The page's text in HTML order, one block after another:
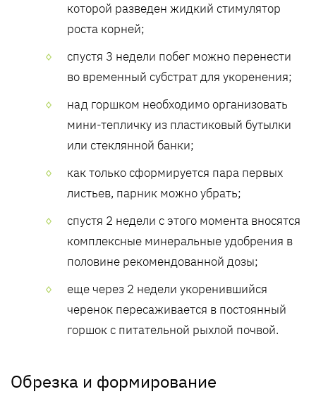
которой разведен жидкий стимулятор
роста корней;
спустя 3 недели побег можно перенести
во временный субстрат для укоренения;
над горшком необходимо организовать
мини-тепличку из пластиковый бутылки
или стеклянной банки;
как только сформируется пара первых
листьев, парник можно убрать;
спустя 2 недели с этого момента вносятся
комплексные минеральные удобрения в
половине рекомендованной дозы;
еще через 2 недели укоренившийся
черенок пересаживается в постоянный
горшок с питательной рыхлой почвой.
Обрезка и формирование